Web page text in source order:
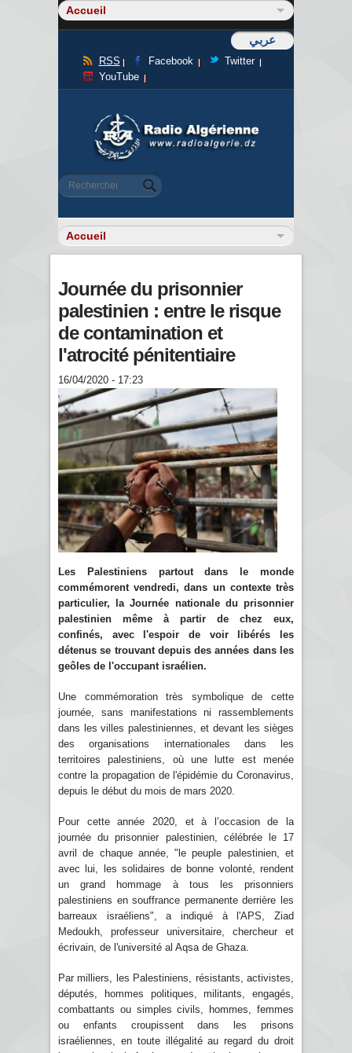
عربي
RSS Facebook
Twitter
YouTube
Formulaire de recherche
Rechercher
Journée du prisonnier
palestinien : entre le risque
de contamination et
l'atrocité pénitentiaire
16/04/2020 - 17:23
Les Palestiniens partout dans le monde
commémorent vendredi, dans un contexte très
particulier, la Journée nationale du prisonnier
palestinien même à partir de chez eux,
confinés, avec l'espoir de voir libérés les
détenus se trouvant depuis des années dans les
geôles de l'occupant israélien.
Une commémoration très symbolique de cette
journée, sans manifestations ni rassemblements
dans les villes palestiniennes, et devant les sièges
des organisations internationales dans les
territoires palestiniens, où une lutte est menée
contre la propagation de l'épidémie du Coronavirus,
depuis le début du mois de mars 2020.
Pour cette année 2020, et à l’occasion de la
journée du prisonnier palestinien, célébrée le 17
avril de chaque année, "le peuple palestinien, et
avec lui, les solidaires de bonne volonté, rendent
un grand hommage à tous les prisonniers
palestiniens en souffrance permanente derrière les
barreaux israéliens", a indiqué à l'APS, Ziad
Medoukh, professeur universitaire, chercheur et
écrivain, de l'université al Aqsa de Ghaza.
Par milliers, les Palestiniens, résistants, activistes,
députés, hommes politiques, militants, engagés,
combattants ou simples civils, hommes, femmes
ou enfants croupissent dans les prisons
israéliennes, en toute illégalité au regard du droit